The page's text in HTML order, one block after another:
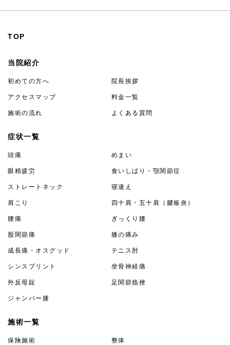
TOP
当院紹介
初めての方へ 院長挨拶
アクセスマップ 料金一覧
施術の流れ よくある質問
症状一覧
頭痛 めまい
眼精疲労 食いしばり・顎関節症
ストレートネック 寝違え
肩こり 四十肩・五十肩（腱板炎）
腰痛 ぎっくり腰
股関節痛 膝の痛み
成長痛・オスグッド テニス肘
シンスプリント 坐骨神経痛
外反母趾 足関節捻挫
ジャンパー膝
施術一覧
保険施術 整体